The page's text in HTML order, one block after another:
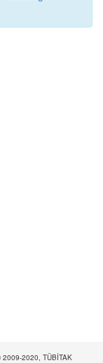
2009-2020, TÜBİTAK